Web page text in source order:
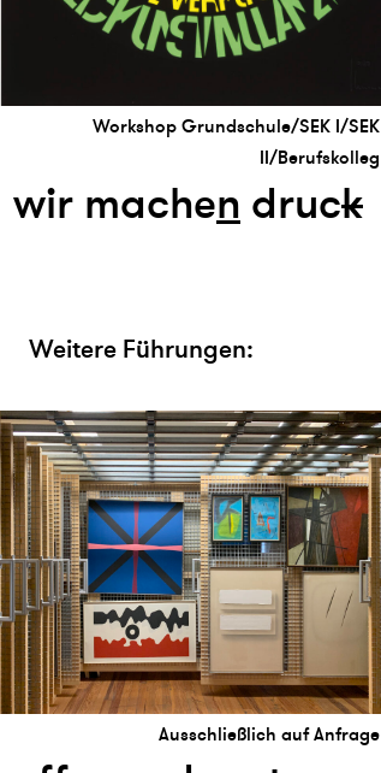
Workshop Grundschule/SEK I/SEK
II/Berufskolleg
wir machen druck
Weitere Führungen:
Ausschließlich auf Anfrage